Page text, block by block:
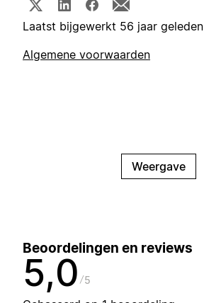
Laatst bijgewerkt 56 jaar geleden
Algemene voorwaarden
Weergave
Beoordelingen en reviews
5,0 5